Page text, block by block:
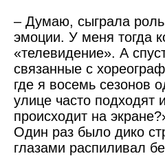
– Думаю, сыграла
эмоции. У меня тогда
«телевидение». А
связанные с
где я восемь сезонов
улице часто подходят
происходит на
Один раз было дико
глазами распиливал